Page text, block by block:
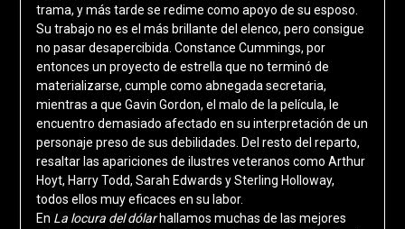
trama, y más tarde se redime como apoyo de su esposo.
Su trabajo no es el más brillante del elenco, pero consigue
no pasar desapercibida. Constance Cummings, por
entonces un proyecto de estrella que no terminó de
materializarse, cumple como abnegada secretaria,
mientras a que Gavin Gordon, el malo de la película, le
encuentro demasiado afectado en su interpretación de un
personaje preso de sus debilidades. Del resto del reparto,
resaltar las apariciones de ilustres veteranos como Arthur
Hoyt, Harry Todd, Sarah Edwards y Sterling Holloway,
todos ellos muy eficaces en su labor.
En La locura del dólarhallamos muchas de las mejores